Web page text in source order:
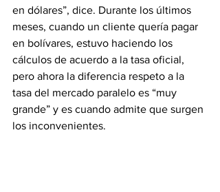
en dólares”, dice. Durante los últimos
meses, cuando un cliente quería pagar
en bolívares, estuvo haciendo los
cálculos de acuerdo a la tasa oficial,
pero ahora la diferencia respeto a la
tasa del mercado paralelo es “muy
grande” y es cuando admite que surgen
los inconvenientes.